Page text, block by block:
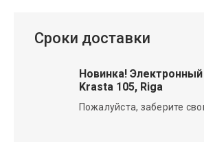
Сроки доставки
Новинка!
Krasta 105, Riga
Пожалуйста, заберите